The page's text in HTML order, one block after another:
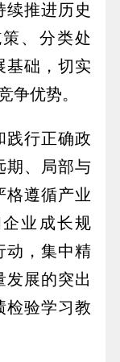
续推进历史
、分类处
基础，切实
争优势。
行正确政
期、局部与
格遵循产业
业成长规
动，集中精
发展的突出
检验学习教